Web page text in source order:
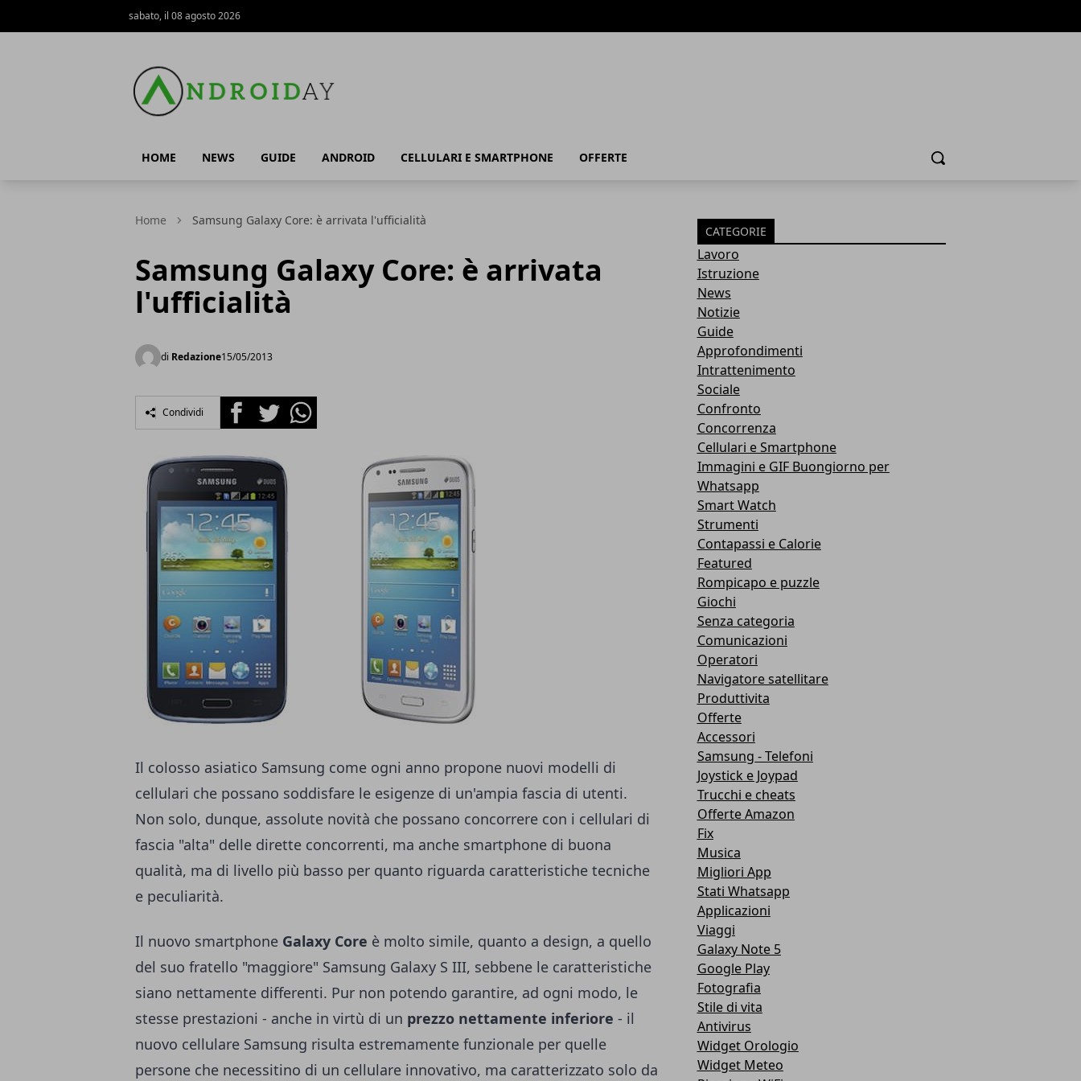
sabato, il 08 agosto 2026
HOME NEWS GUIDE ANDROID CELLULARI E SMARTPHONE OFFERTE Cerca
Home Samsung Galaxy Core: è arrivata l'ufficialità
Samsung Galaxy Core: è arrivata
l'ufficialità
di Redazione15/05/2013
Condividi FacebookTwitterWhatsapp
Il colosso asiatico Samsung come ogni anno propone nuovi modelli di
cellulari che possano soddisfare le esigenze di un'ampia fascia di utenti.
Non solo, dunque, assolute novità che possano concorrere con i cellulari di
fascia "alta" delle dirette concorrenti, ma anche smartphone di buona
qualità, ma di livello più basso per quanto riguarda caratteristiche tecniche
e peculiarità.
Il nuovo smartphone Galaxy Core è molto simile, quanto a design, a quello
del suo fratello "maggiore" Samsung Galaxy S III, sebbene le caratteristiche
siano nettamente differenti. Pur non potendo garantire, ad ogni modo, le
stesse prestazioni - anche in virtù di un prezzo nettamente inferiore - il
nuovo cellulare Samsung risulta estremamente funzionale per quelle
persone che necessitino di un cellulare innovativo, ma caratterizzato solo da
CATEGORIE
Lavoro
Istruzione
News
Notizie
Guide
Approfondimenti
Intrattenimento
Sociale
Confronto
Concorrenza
Cellulari e Smartphone
Immagini e GIF Buongiorno per
Whatsapp
Smart Watch
Strumenti
Contapassi e Calorie
Featured
Rompicapo e puzzle
Giochi
Senza categoria
Comunicazioni
Operatori
Navigatore satellitare
Produttivita
Offerte
Accessori
Samsung - Telefoni
Joystick e Joypad
Trucchi e cheats
Offerte Amazon
Fix
Musica
Migliori App
Stati Whatsapp
Applicazioni
Viaggi
Galaxy Note 5
Google Play
Fotografia
Stile di vita
Antivirus
Widget Orologio
Widget Meteo